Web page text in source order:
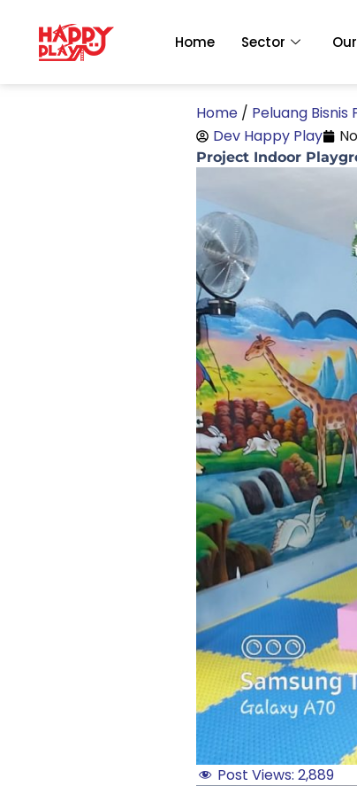
content
Home Sector
Home / Peluang Bisnis
Dev Happy Play
Project Indoor
Post Views: 2,889